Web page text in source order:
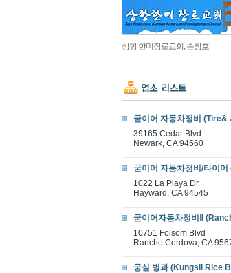
상항 한미장로교회, 손창호
굳이어 자동차정비
39165 Cedar Blvd
Newark, CA 94560
굳이어 자동차정비/타이
1022 La Playa Dr.
Hayward, CA 94545
굳이어자동차정비Ⅱ
10751 Folsom Blvd
Rancho Cordova, CA
궁실 병과 (Kungsil Rice